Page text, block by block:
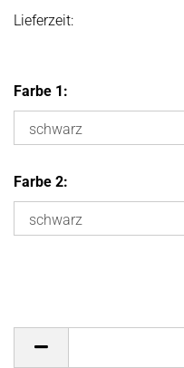
Lieferzeit:
Farbe 1:
Farbe 2: